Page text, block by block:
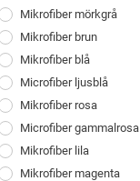
Mikrofiber mörkgrå
Mikrofiber brun
Mikrofiber blå
Microfiber ljusblå
Mikrofiber rosa
Microfiber gammalrosa
Mikrofiber lila
Mikrofiber magenta